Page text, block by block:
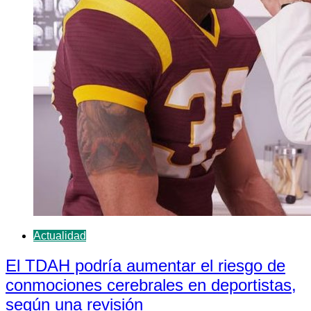
Actualidad
El TDAH podría aumentar el riesgo de
conmociones cerebrales en deportistas,
según una revisión